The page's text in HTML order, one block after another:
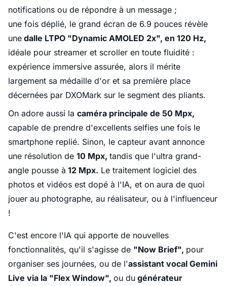
notifications ou de répondre à un message ;
une fois déplié, le grand écran de 6.9 pouces révèle
une dalle LTPO "Dynamic AMOLED 2x", en 120 Hz,
idéale pour streamer et scroller en toute fluidité :
expérience immersive assurée, alors il mérite
largement sa médaille d'or et sa première place
décernées par DXOMark sur le segment des pliants.
On adore aussi la caméra principale de 50 Mpx,
capable de prendre d'excellents selfies une fois le
smartphone replié. Sinon, le capteur avant annonce
une résolution de 10 Mpx, tandis que l'ultra grand-
angle pousse à 12 Mpx. Le traitement logiciel des
photos et vidéos est dopé à l'IA, et on aura de quoi
jouer au photographe, au réalisateur, ou à l'influenceur
!
C'est encore l'IA qui apporte de nouvelles
fonctionnalités, qu'il s'agisse de "Now Brief", pour
organiser ses journées, ou de l'assistant vocal Gemini
Live via la "Flex Window", ou du générateur